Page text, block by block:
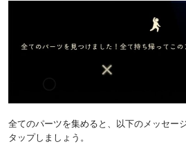
全てのパーツを集めると、以下のメッセー
タップしましょう。